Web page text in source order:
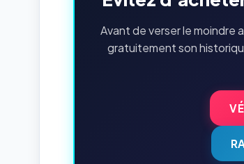
Avant de verser le moindre
gratuitement son